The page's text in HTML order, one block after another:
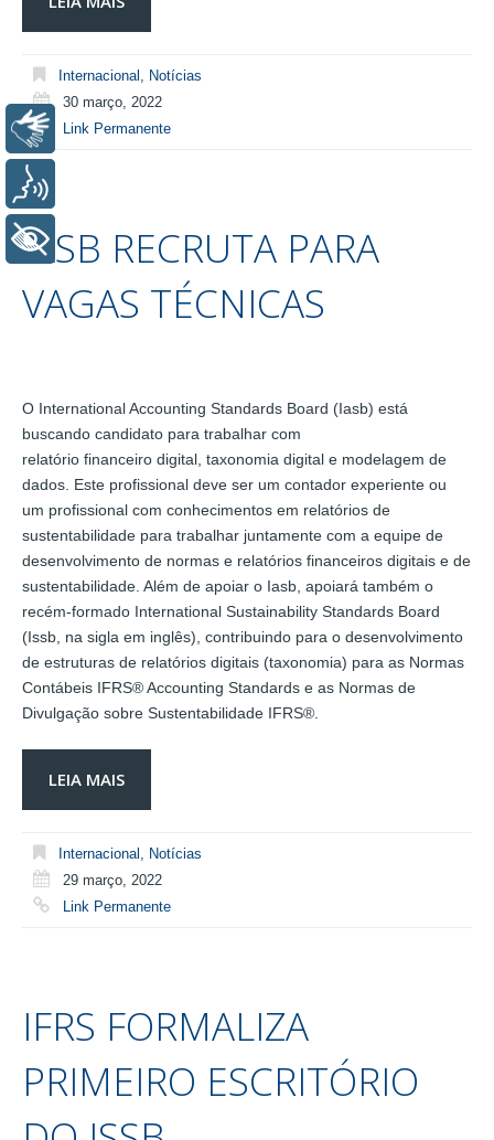
Internacional
Notícias
30 março, 2022
Link Permanente
IASB RECRUTA PARA
VAGAS TÉCNICAS
O International Accounting Standards Board (Iasb) está
buscando candidato para trabalhar com
relatório financeiro digital, taxonomia digital e modelagem de
dados. Este profissional deve ser um contador experiente ou
um profissional com conhecimentos em relatórios de
sustentabilidade para trabalhar juntamente com a equipe de
desenvolvimento de normas e relatórios financeiros digitais e de
sustentabilidade. Além de apoiar o Iasb, apoiará também o
recém-formado International Sustainability Standards Board
(Issb, na sigla em inglês), contribuindo para o desenvolvimento
de estruturas de relatórios digitais (taxonomia) para as Normas
Contábeis IFRS® Accounting Standards e as Normas de
Divulgação sobre Sustentabilidade IFRS®.
LEIA MAIS
Internacional
Notícias
29 março, 2022
Link Permanente
IFRS FORMALIZA
PRIMEIRO ESCRITÓRIO
Libras
+ Acessibilidade